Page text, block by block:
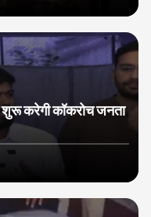
शुरू करेगी कॉकरोच जनता